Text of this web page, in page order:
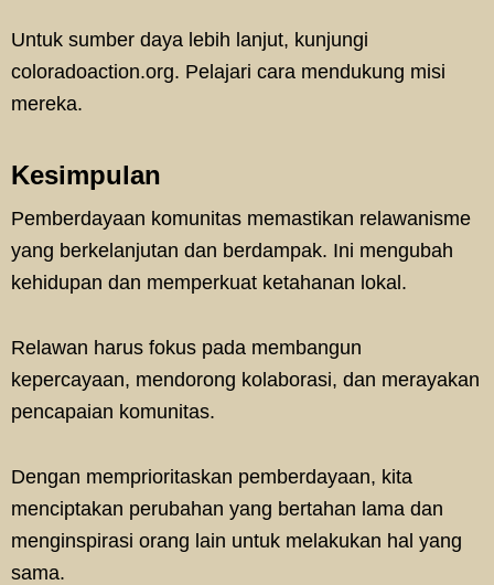
Untuk sumber daya lebih lanjut, kunjungi
coloradoaction.org. Pelajari cara mendukung misi
mereka.
Kesimpulan
Pemberdayaan komunitas memastikan relawanisme
yang berkelanjutan dan berdampak. Ini mengubah
kehidupan dan memperkuat ketahanan lokal.
Relawan harus fokus pada membangun
kepercayaan, mendorong kolaborasi, dan merayakan
pencapaian komunitas.
Dengan memprioritaskan pemberdayaan, kita
menciptakan perubahan yang bertahan lama dan
menginspirasi orang lain untuk melakukan hal yang
sama.